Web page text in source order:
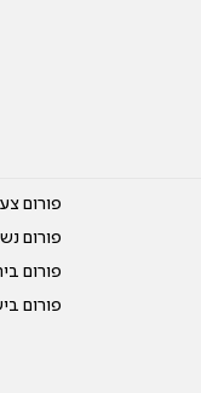
פורום
פורום
פורום
פורום